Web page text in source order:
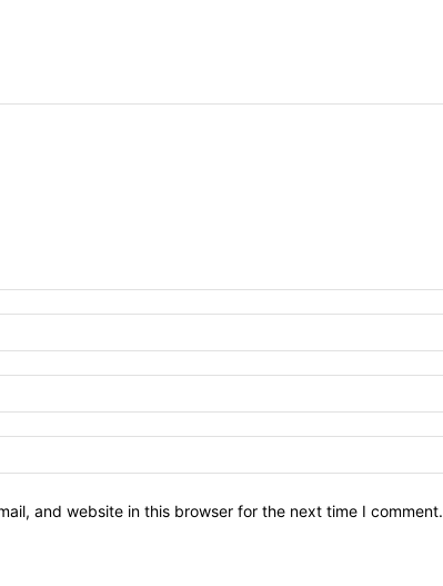
and website in this browser for the next time I comment.